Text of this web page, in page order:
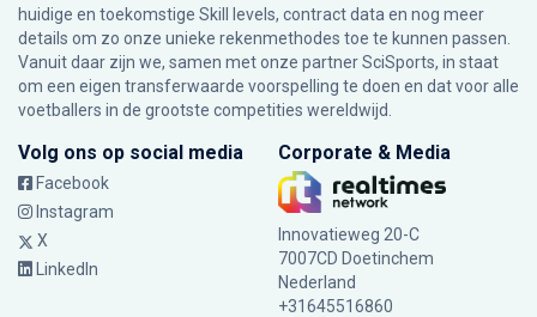
huidige en toekomstige Skill levels, contract data en nog meer
details om zo onze unieke rekenmethodes toe te kunnen passen.
Vanuit daar zijn we, samen met onze partner SciSports, in staat
om een eigen transferwaarde voorspelling te doen en dat voor alle
voetballers in de grootste competities wereldwijd.
Volg ons op social media
Facebook
Instagram
X
LinkedIn
Corporate & Media
Innovatieweg 20-C
7007CD Doetinchem
Nederland
+31645516860